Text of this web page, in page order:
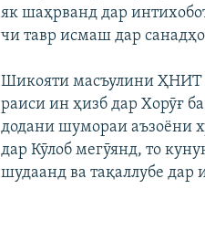
як шаҳрванд дар
чи тавр исмаш дар
Шикояти масъулини ҲНИТ
раиси ин ҳизб дар Хорӯғ
додани шумораи аъзоёни
дар Кӯлоб мегӯянд, то
шудаанд ва тақаллубе дар